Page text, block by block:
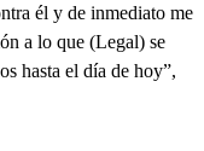
él y de inmediato me
a lo que (Legal) se
hasta el día de hoy”,